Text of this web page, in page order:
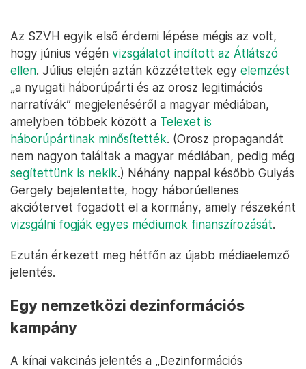
Az SZVH egyik első érdemi lépése mégis az volt,
hogy június végén vizsgálatot indított az Átlátszó
ellen. Július elején aztán közzétettek egy elemzést
„a nyugati háborúpárti és az orosz legitimációs
narratívák” megjelenéséről a magyar médiában,
amelyben többek között a Telexet is
háborúpártinak minősítették. (Orosz propagandát
nem nagyon találtak a magyar médiában, pedig még
segítettünk is nekik.) Néhány nappal később Gulyás
Gergely bejelentette, hogy háborúellenes
akciótervet fogadott el a kormány, amely részeként
vizsgálni fogják egyes médiumok finanszírozását.
Ezután érkezett meg hétfőn az újabb médiaelemző
jelentés.
Egy nemzetközi dezinformációs
kampány
A kínai vakcinás jelentés a „Dezinformációs